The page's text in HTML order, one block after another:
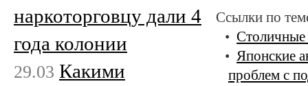
Ссылки по
Столичные
Японские
проблем с
наркоторговцу дали 4
года колонии
29.03 Какими